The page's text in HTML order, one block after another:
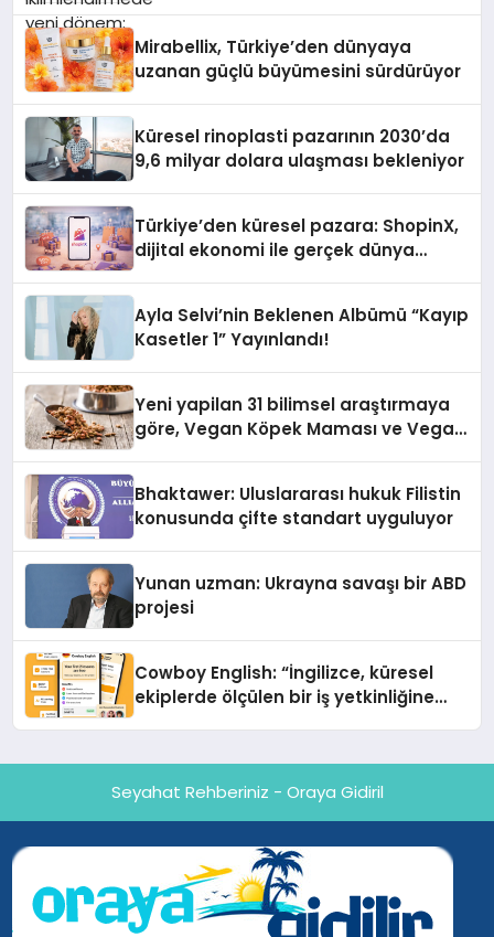
Mirabellix, Türkiye’den dünyaya
uzanan güçlü büyümesini sürdürüyor
Küresel rinoplasti pazarının 2030’da
9,6 milyar dolara ulaşması bekleniyor
Türkiye’den küresel pazara: ShopinX,
dijital ekonomi ile gerçek dünya
Ayla Selvi’nin Beklenen Albümü “Kayıp
Kasetler 1” Yayınlandı!
Yeni yapilan 31 bilimsel araştırmaya
göre, Vegan Köpek Maması ve Vegan
Bhaktawer: Uluslararası hukuk Filistin
konusunda çifte standart uyguluyor
Yunan uzman: Ukrayna savaşı bir ABD
projesi
Cowboy English: “İngilizce, küresel
ekiplerde ölçülen bir iş yetkinliğine
Seyahat Rehberiniz - Oraya Gidiril